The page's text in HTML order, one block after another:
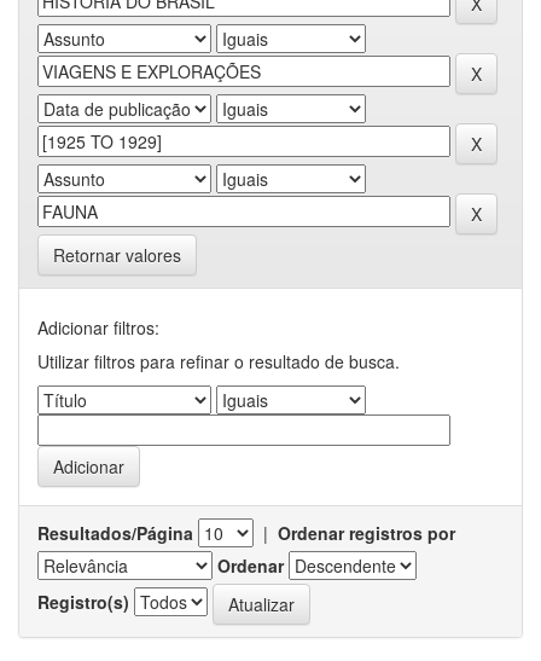
Retornar valores
Adicionar filtros:
Utilizar filtros para refinar o resultado de busca.
Resultados/Página | Ordenar registros por
Ordenar
Registro(s)